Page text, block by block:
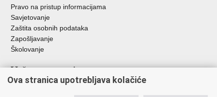
Pravo na pristup informacijama
Savjetovanje
Zaštita osobnih podataka
Zapošljavanje
Školovanje
Važne poveznice
Ministarstvo unutarnjih poslova
Ova stranica upotrebljava kolačiće